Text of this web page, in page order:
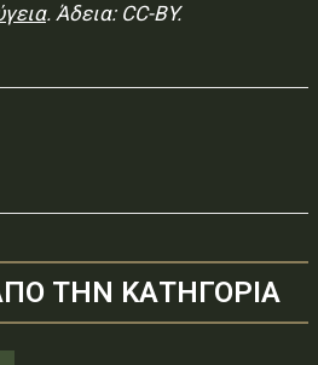
. Άδεια: CC-BY.
ΤΗΝ ΚΑΤΗΓΟΡΙΑ